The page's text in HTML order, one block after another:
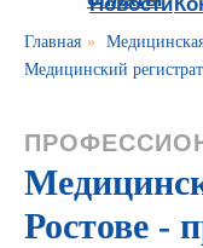
Главная »
Медицинский
Ростове -